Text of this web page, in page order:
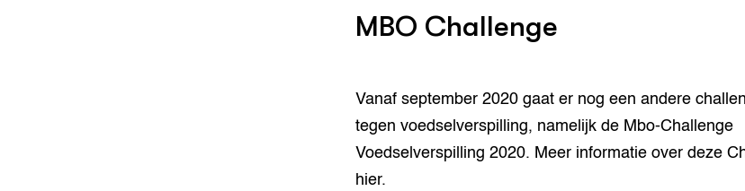
MBO Challenge
Vanaf september 2020 gaat er nog een andere
tegen voedselverspilling, namelijk de Mbo-Challenge
Voedselverspilling 2020. Meer informatie over deze
hier.